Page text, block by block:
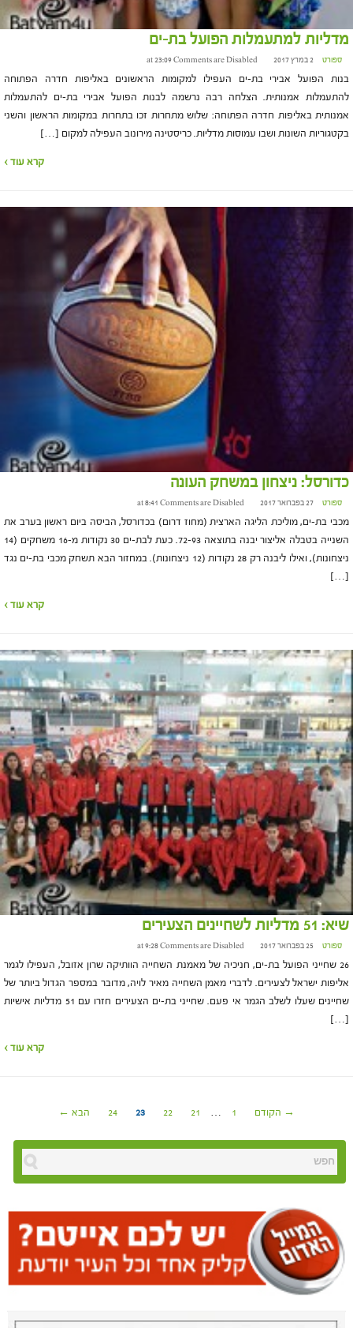
מדליות למתעמלות הפועל בת-ים
ספורט 2 במרץ 2017 at 23:09 Comments are Disabled
בנות הפועל אבירי בת-ים העפילו למקומות הראשונים באליפות חדרה הפתוחה
להתעמלות אמנותית. הצלחה רבה נרשמה לבנות הפועל אבירי בת-ים להתעמלות
אמנותית באליפות חדרה הפתוחה: שלוש מתחרות זכו בתחרות במקומות הראשון והשני
בקטגוריות השונות ושבו עמוסות מדליות. כריסטינה מירונוב העפילה למקום […]
קרא עוד ›
כדורסל: ניצחון במשחק העונה
ספורט 27 בפברואר 2017 at 8:41 Comments are Disabled
מכבי בת-ים, מוליכת הליגה הארצית (מחוז דרום) בכדורסל, הביסה ביום ראשון בערב את
השנייה בטבלה אליצור יבנה בתוצאה 72-93. כעת לבת-ים 30 נקודות מ-16 משחקים (14
ניצחונות), ואילו ליבנה רק 28 נקודות (12 ניצחונות). במחזור הבא תשחק מכבי בת-ים נגד
[…]
קרא עוד ›
שיא: 51 מדליות לשחיינים הצעירים
ספורט 25 בפברואר 2017 at 9:28 Comments are Disabled
26 שחייני הפועל בת-ים, חניכיה של מאמנת השחייה הוותיקה שרון אזובל, העפילו לגמר
אליפות ישראל לצעירים. לדברי מאמן השחייה מאיר לויה, מדובר במספר הגדול ביותר של
שחיינים שעלו לשלב הגמר אי פעם. שחייני בת-ים הצעירים חזרו עם 51 מדליות אישיות
[…]
קרא עוד ›
→ הקודם 1
…
21
22
23
24 הבא ←